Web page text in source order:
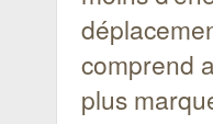
comprend
plus